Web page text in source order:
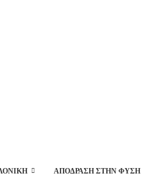
ΑΠΌΔΡΑΣΗ ΣΤΗΝ ΦΎΣΗ